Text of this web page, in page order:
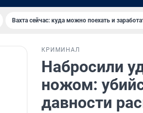
Вахта сейчас: куда можно поехать и
КРИМИНАЛ
Набросили
ножом:
давности